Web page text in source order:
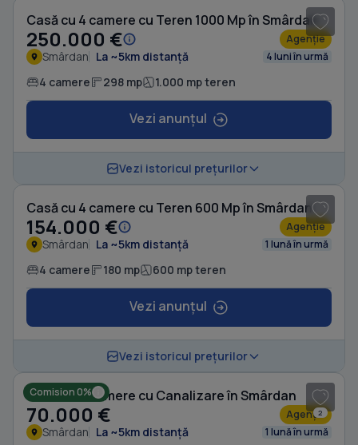
Casă cu 4 camere cu Teren 1000 Mp în Smârdan
250.000 € Agenție
Smârdan La ~5km distanță 4 luni în urmă
4 camere 298 mp 1.000 mp teren
Vezi anunțul
Vezi istoricul prețurilor
Casă cu 4 camere cu Teren 600 Mp în Smârdan
154.000 € Agenție
Smârdan La ~5km distanță 1 lună în urmă
4 camere 180 mp 600 mp teren
Vezi anunțul
Vezi istoricul prețurilor
2
Comision 0%
Casă cu 4 camere cu Canalizare în Smârdan
70.000 € Agenție
Smârdan La ~5km distanță 1 lună în urmă